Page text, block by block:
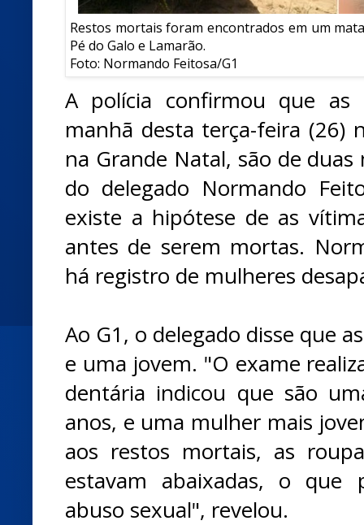
Restos mortais foram encontrados em um
Pé do Galo e Lamarão.
Foto: Normando Feitosa/G1
A polícia confirmou que as
manhã desta terça-feira (26)
na Grande Natal, são de
do delegado Normando
existe a hipótese de as
antes de serem mortas.
há registro de mulheres
Ao G1, o delegado disse que
e uma jovem. "O exame
dentária indicou que são
anos, e uma mulher mais
aos restos mortais, as
estavam abaixadas, o que
abuso sexual", revelou.